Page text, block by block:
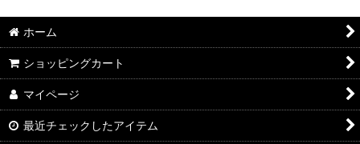
ホーム
ショッピングカート
マイページ
最近チェックしたアイテム